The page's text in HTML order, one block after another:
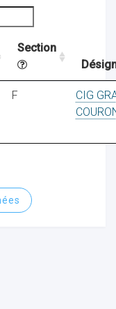
Section
F
CIG